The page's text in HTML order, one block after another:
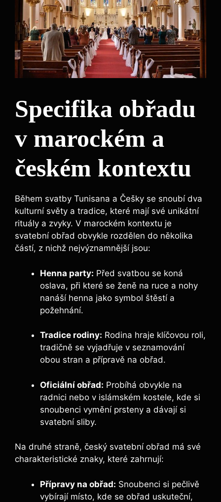
Specifika obřadu
v marockém a
českém kontextu
Během svatby Tunisana a Češky se snoubí dva
kulturní světy a tradice, které mají své unikátní
rituály a zvyky. V marockém kontextu je
svatební obřad obvykle rozdělen do několika
částí, z nichž nejvýznamnější jsou:
Henna party: Před svatbou se koná
oslava, při které se ženě na ruce a nohy
nanáší henna jako symbol štěstí a
požehnání.
Tradice rodiny: Rodina hraje klíčovou roli,
tradičně se vyjadřuje v seznamování
obou stran a přípravě na obřad.
Oficiální obřad: Probíhá obvykle na
radnici nebo v islámském kostele, kde si
snoubenci vymění prsteny a dávají si
svatební sliby.
Na druhé straně, český svatební obřad má své
charakteristické znaky, které zahrnují:
Přípravy na obřad: Snoubenci si pečlivě
vybírají místo, kde se obřad uskuteční,